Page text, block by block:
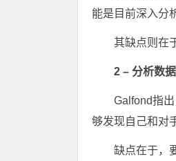
能是目前深入分
其缺点则在
2 – 分析数
Galfond指
够发现自己和对
缺点在于，